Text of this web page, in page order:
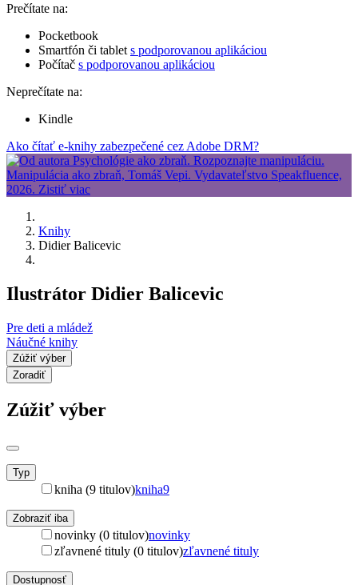
Prečítate na:
Pocketbook
Smartfón či tablet s podporovanou aplikáciou
Počítač s podporovanou aplikáciou
Neprečítate na:
Kindle
Ako čítať e-knihy zabezpečené cez Adobe DRM?
Knihy
Didier Balicevic
Ilustrátor Didier Balicevic
Pre deti a mládež
Náučné knihy
Zúžiť výber
Zoradiť
Zúžiť výber
Typ
kniha (9 titulov)kniha9
Zobraziť iba
novinky (0 titulov)novinky
zľavnené tituly (0 titulov)zľavnené tituly
Dostupnosť